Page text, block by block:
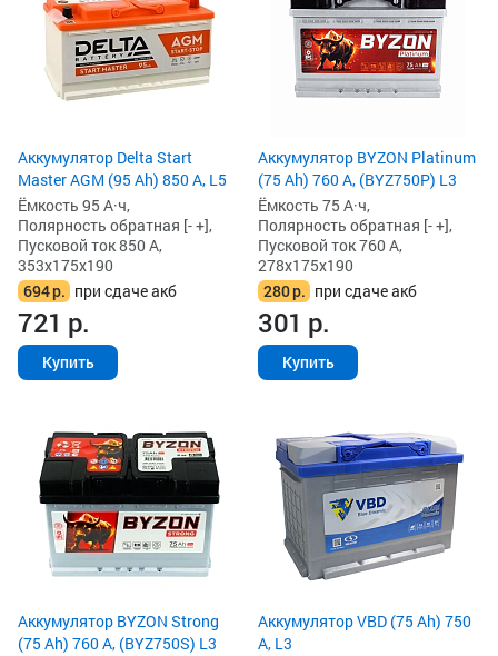
Аккумулятор Delta Start
Master AGM (95 Ah) 850 А, L5
Ёмкость 95 А·ч,
Полярность обратная [- +],
Пусковой ток 850 А,
353x175x190
694р. при сдаче акб
721 р.
Купить
Аккумулятор BYZON Platinum
(75 Ah) 760 А, (BYZ750P) L3
Ёмкость 75 А·ч,
Полярность обратная [- +],
Пусковой ток 760 А,
278x175x190
280р. при сдаче акб
301 р.
Купить
Аккумулятор BYZON Strong
(75 Ah) 760 А, (BYZ750S) L3
Аккумулятор VBD (75 Ah) 750
А, L3